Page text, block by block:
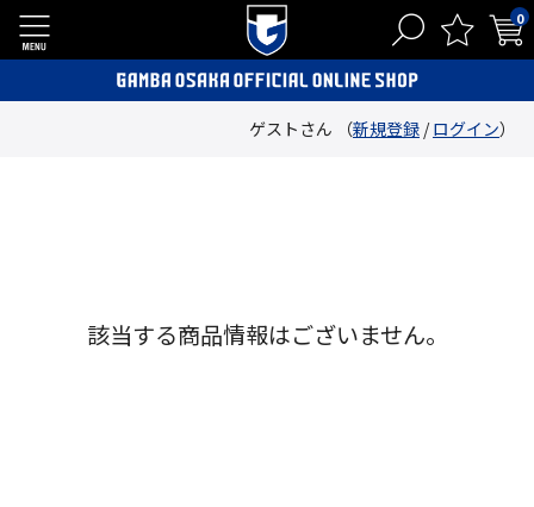
0
ゲストさん （新規登録 /ログイン）
該当する商品情報はございません。